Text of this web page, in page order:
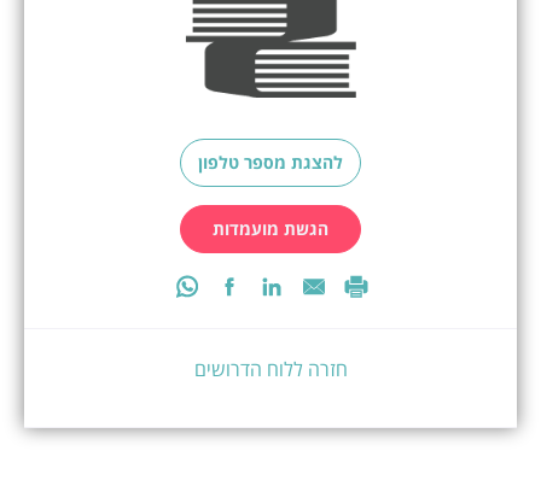
להצגת מספר טלפון
הגשת מועמדות
חזרה ללוח הדרושים